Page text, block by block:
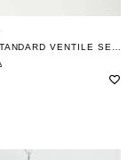
VENTILE SEAM JACKET
リー